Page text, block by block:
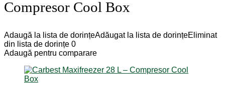
Compresor Cool Box
Adaugă la lista de dorințeAdăugat la lista de dorințeEliminat
din lista de dorințe 0
Adaugă pentru comparare